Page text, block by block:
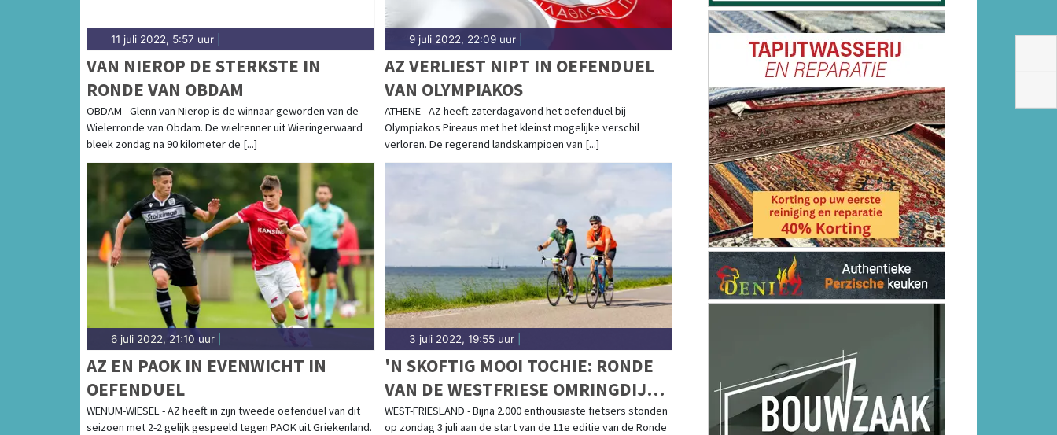
11 juli 2022, 5:57 uur
VAN NIEROP DE STERKSTE IN
RONDE VAN OBDAM
OBDAM - Glenn van Nierop is de winnaar geworden van de
Wielerronde van Obdam. De wielrenner uit Wieringerwaard
bleek zondag na 90 kilometer de [...]
9 juli 2022, 22:09 uur|
AZ VERLIEST NIPT IN OEFENDUEL
VAN OLYMPIAKOS
ATHENE - AZ heeft zaterdagavond het oefenduel bij
Olympiakos Pireaus met het kleinst mogelijke verschil
verloren. De regerend landskampioen van [...]
6 juli 2022, 21:10 uur
AZ EN PAOK IN EVENWICHT IN
OEFENDUEL
WENUM-WIESEL - AZ heeft in zijn tweede oefenduel van dit
seizoen met 2-2 gelijk gespeeld tegen PAOK uit Griekenland.
3 juli 2022, 19:55 uur|
'N SKOFTIG MOOI TOCHIE: RONDE
VAN DE WESTFRIESE OMRINGDIJK
WEER EEN GROOT SUCCES!
WEST-FRIESLAND - Bijna 2.000 enthousiaste fietsers stonden
op zondag 3 juli aan de start van de 11e editie van de Ronde